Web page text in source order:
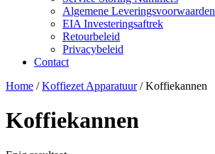
Algemene Leveringsvoorwaarden
EIA Investeringsaftrek
Retourbeleid
Privacybeleid
Contact
Close
Close
Home /Koffiezet Apparatuur/ Koffiekannen
Koffiekannen